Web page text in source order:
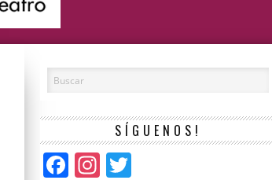
SÍGUENOS!
Facebook
Instagram